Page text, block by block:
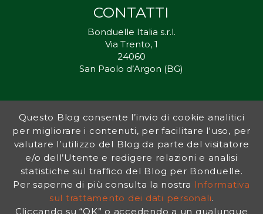
CONTATTI
Bonduelle Italia s.r.l.
Via Trento, 1
24060
San Paolo d’Argon (BG)
Inorto.org è dal 2011 il punto di riferimento per gli ortisti italiani, e
fornisce preziosi consigli sia ai più esperti che a nuovi interessati.
L’obiettivo di Bonduelle è ispirare la transizione verso una dieta a
base vegetale per contribuire al benessere delle persone e del
pianeta. In questo contesto si inserisce InOrto, simbolo dell’amore
per la terra e del rispetto dell’ambiente.
Questo Blog consente l’invio di cookie analitici
per migliorare i contenuti, per facilitare l'uso, per
valutare l’utilizzo del Blog da parte del visitatore
e/o dell’Utente e redigere relazioni e analisi
statistiche sul traffico del Blog per Bonduelle.
Per saperne di più consulta la nostra Informativa
sul trattamento dei dati personali.
Cliccando su “OK” o accedendo a un qualunque